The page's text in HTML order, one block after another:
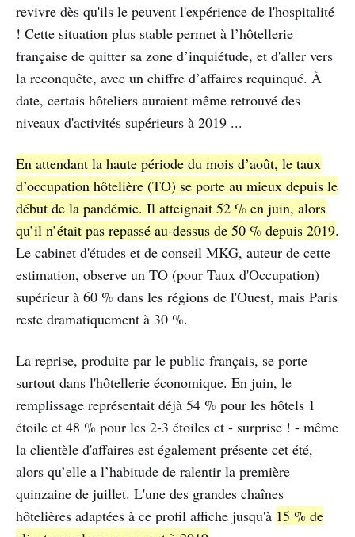
revivre dès qu'ils le peuvent l'expérience de l'hospitalité
! Cette situation plus stable permet à l’hôtellerie
française de quitter sa zone d’inquiétude, et d'aller vers
la reconquête, avec un chiffre d’affaires requinqué. À
date, certais hôteliers auraient même retrouvé des
niveaux d'activités supérieurs à 2019 ...
En attendant la haute période du mois d’août, le taux
d’occupation hôtelière (TO) se porte au mieux depuis le
début de la pandémie. Il atteignait 52 % en juin, alors
qu’il n’était pas repassé au-dessus de 50 % depuis 2019.
Le cabinet d'études et de conseil MKG, auteur de cette
estimation, observe un TO (pour Taux d'Occupation)
supérieur à 60 % dans les régions de l'Ouest, mais Paris
reste dramatiquement à 30 %.
La reprise, produite par le public français, se porte
surtout dans l'hôtellerie économique. En juin, le
remplissage représentait déjà 54 % pour les hôtels 1
étoile et 48 % pour les 2-3 étoiles et - surprise ! - même
la clientèle d'affaires est également présente cet été,
alors qu’elle a l’habitude de ralentir la première
quinzaine de juillet. L'une des grandes chaînes
hôtelières adaptées à ce profil affiche jusqu'à 15 % de